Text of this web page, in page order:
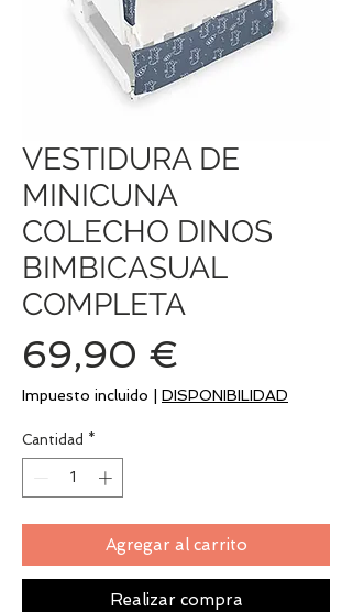
VESTIDURA DE
MINICUNA
COLECHO DINOS
BIMBICASUAL
COMPLETA
69,90 €
Impuesto incluido DISPONIBILIDAD
Cantidad *
Agregar al carrito
Realizar compra